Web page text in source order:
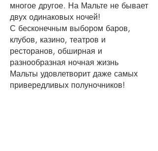
многое другое. На Мальте не бывает
двух одинаковых ночей!
С бесконечным выбором баров,
клубов, казино, театров и
ресторанов, обширная и
разнообразная ночная жизнь
Мальты удовлетворит даже самых
привередливых полуночников!